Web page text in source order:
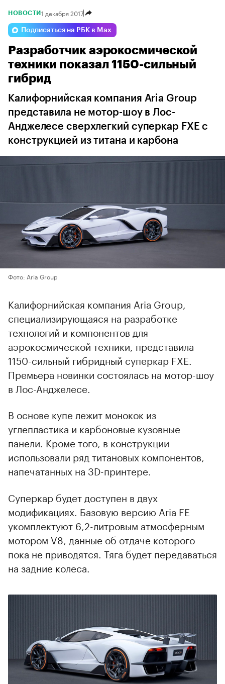
НОВОСТИ 1 декабря 2017
Подписаться на РБК в Max
Разработчик аэрокосмической
техники показал 1150-сильный
гибрид
Калифорнийская компания Aria Group
представила не мотор-шоу в Лос-
Анджелесе сверхлегкий суперкар FXE с
конструкцией из титана и карбона
Фото: Aria Group
Калифорнийская компания Aria Group,
специализирующаяся на разработке
технологий и компонентов для
аэрокосмической техники, представила
1150-сильный гибридный суперкар FXE.
Премьера новинки состоялась на мотор-шоу
в Лос-Анджелесе.
В основе купе лежит монокок из
углепластика и карбоновые кузовные
панели. Кроме того, в конструкции
использовали ряд титановых компонентов,
напечатанных на 3D-принтере.
00:00 / 00:00
Суперкар будет доступен в двух
модификациях. Базовую версию Aria FE
укомплектуют 6,2-литровым атмосферным
мотором V8, данные об отдаче которого
пока не приводятся. Тяга будет передаваться
на задние колеса.